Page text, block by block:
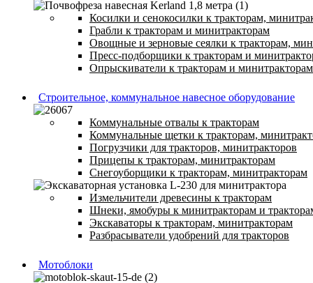
Косилки и сенокосилки к тракторам,
Грабли к тракторам и минитракторам
Овощные и зерновые сеялки к тракторам,
Пресс-подборщики к тракторам и
Опрыскиватели к тракторам и минитракторам
Строительное, коммунальное навесное оборудование
Коммунальные отвалы к тракторам
Коммунальные щетки к тракторам,
Погрузчики для тракторов, минитракторов
Прицепы к тракторам, минитракторам
Снегоуборщики к тракторам, минитракторам
Измельчители древесины к тракторам
Шнеки, ямобуры к минитракторам и
Экскаваторы к тракторам, минитракторам
Разбрасыватели удобрений для тракторов
Мотоблоки